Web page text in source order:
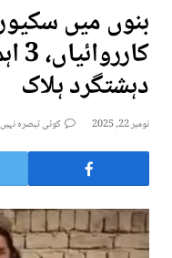
بنوں میں
دہشتگرد ہلاک
نومبر 22, 2025 کوئی تبصرہ